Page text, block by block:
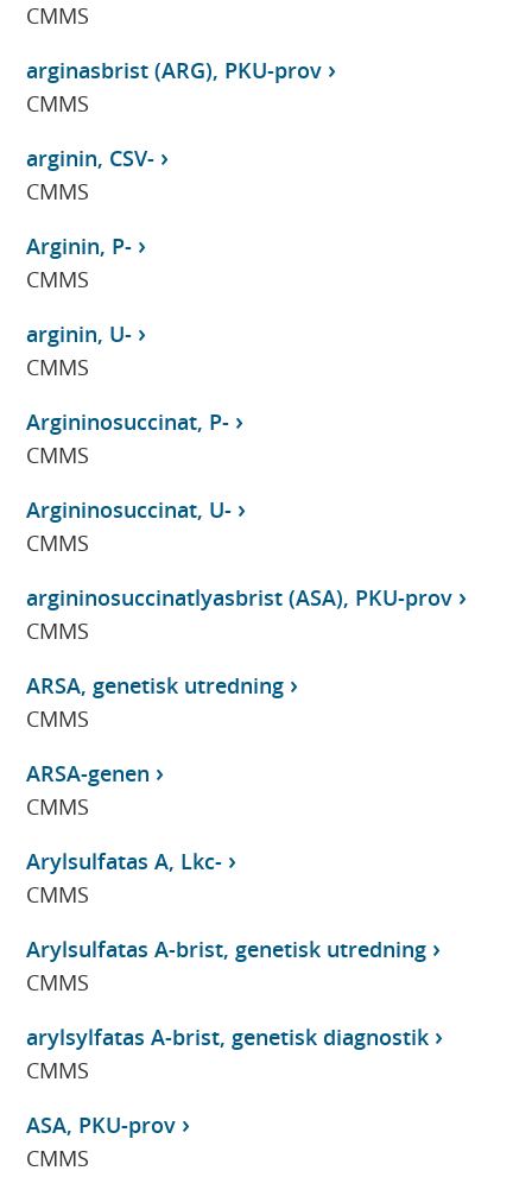
CMMS
arginasbrist (ARG), PKU-prov
CMMS
arginin, CSV-
CMMS
Arginin, P-
CMMS
arginin, U-
CMMS
Argininosuccinat, P-
CMMS
Argininosuccinat, U-
CMMS
argininosuccinatlyasbrist (ASA), PKU-prov
CMMS
ARSA, genetisk utredning
CMMS
ARSA-genen
CMMS
Arylsulfatas A, Lkc-
CMMS
Arylsulfatas A-brist, genetisk utredning
CMMS
arylsylfatas A-brist, genetisk diagnostik
CMMS
ASA, PKU-prov
CMMS